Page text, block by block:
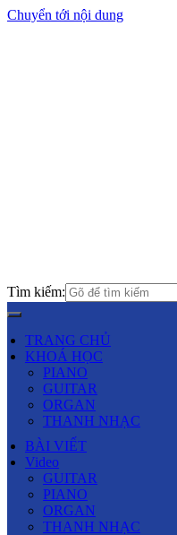
Chuyển tới nội dung
Tìm kiếm:
TRANG CHỦ
KHOÁ HỌC
PIANO
GUITAR
ORGAN
THANH NHẠC
BÀI VIẾT
Video
GUITAR
PIANO
ORGAN
THANH NHẠC